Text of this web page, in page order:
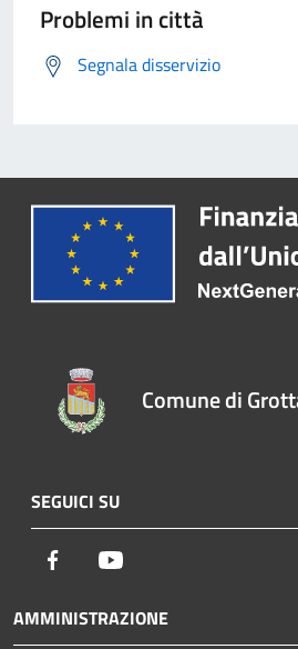
Problemi in città
Segnala disservizio
Comune di
SEGUICI SU
Facebook
AMMINISTRAZIONE